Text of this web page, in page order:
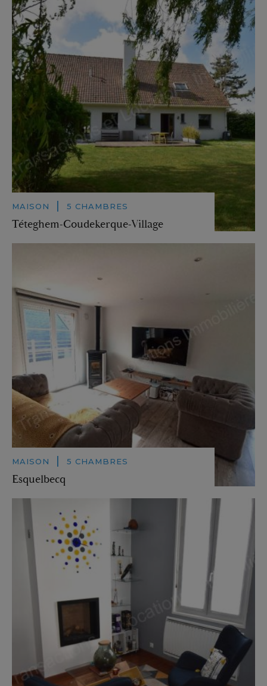
MAISON | 5 CHAMBRES
Téteghem-Coudekerque-Village
MAISON | 5 CHAMBRES
Esquelbecq